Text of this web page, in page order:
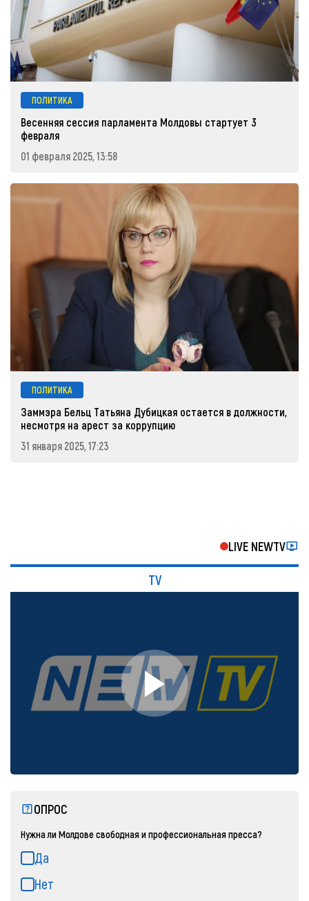
ПОЛИТИКА
Весенняя сессия парламента Молдовы стартует 3
февраля
01 февраля 2025, 13:58
ПОЛИТИКА
Заммэра Бельц Татьяна Дубицкая остается в должности,
несмотря на арест за коррупцию
31 января 2025, 17:23
LIVE NEWTV
TV
ОПРОС
Нужна ли Молдове свободная и профессиональная пресса?
Да
Нет